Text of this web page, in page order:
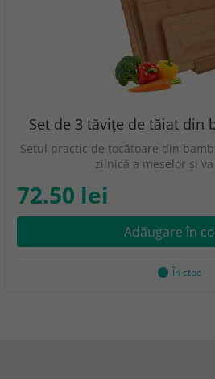
Set de 3 tăvițe de tăiat din
Setul practic de tocătoare din
zilnică a meselor și
72.50 lei
Adăugare în
În stoc